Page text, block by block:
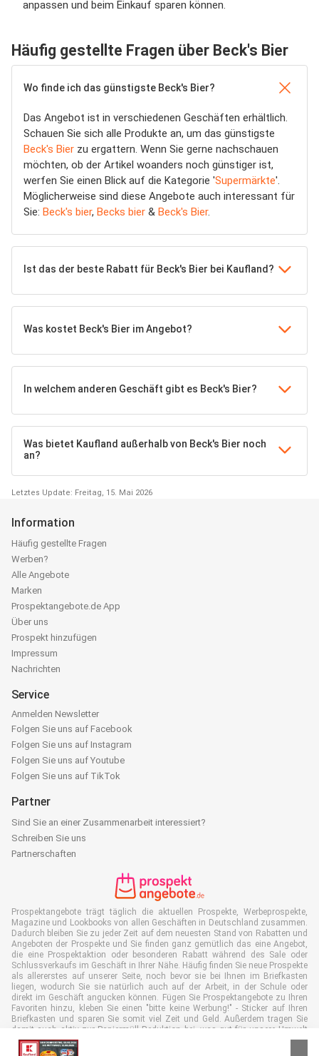
anpassen und beim Einkauf sparen können.
Häufig gestellte Fragen über Beck's Bier
Wo finde ich das günstigste Beck's Bier?
Das Angebot ist in verschiedenen Geschäften erhältlich.
Schauen Sie sich alle Produkte an, um das günstigste
Beck's Bier zu ergattern. Wenn Sie gerne nachschauen
möchten, ob der Artikel woanders noch günstiger ist,
werfen Sie einen Blick auf die Kategorie 'Supermärkte'.
Möglicherweise sind diese Angebote auch interessant für
Sie: Beck's bier, Becks bier & Beck's Bier.
Ist das der beste Rabatt für Beck's Bier bei Kaufland?
Was kostet Beck's Bier im Angebot?
In welchem anderen Geschäft gibt es Beck's Bier?
Was bietet Kaufland außerhalb von Beck's Bier noch
an?
Letztes Update: Freitag, 15. Mai 2026
Information
Häufig gestellte Fragen
Werben?
Alle Angebote
Marken
Prospektangebote.de App
Über uns
Prospekt hinzufügen
Impressum
Nachrichten
Service
Anmelden Newsletter
Folgen Sie uns auf Facebook
Folgen Sie uns auf Instagram
Folgen Sie uns auf Youtube
Folgen Sie uns auf TikTok
Partner
Sind Sie an einer Zusammenarbeit interessiert?
Schreiben Sie uns
Partnerschaften
Prospektangebote trägt täglich die aktuellen Prospekte, Werbeprospekte,
Magazine und Lookbooks von allen Geschäften in Deutschland zusammen.
Dadurch bleiben Sie zu jeder Zeit auf dem neuesten Stand von Rabatten und
Angeboten der Prospekte und Sie finden ganz gemütlich das eine Angebot,
die eine Prospektaktion oder besonderen Rabatt während des Sale oder
Schlussverkaufs im Geschäft in Ihrer Nähe. Häufig finden Sie neue Prospekte
als allererstes auf unserer Seite, noch bevor sie bei Ihnen im Briefkasten
liegen, wodurch Sie sie natürlich auch auf der Arbeit, in der Schule oder
direkt im Geschäft angucken können. Fügen Sie Prospektangebote zu Ihren
Favoriten hinzu, kleben Sie einen "bitte keine Werbung!" - Sticker auf Ihren
Briefkasten und sparen Sie somit viel Zeit und Geld. Außerdem tragen Sie
damit auch aktiv zur Papiermüll Reduktion bei, was gut für unsere Umwelt
ist.